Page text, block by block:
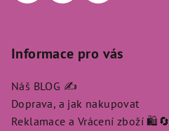
Informace pro vás
Náš BLOG ✍️
Doprava, a jak nakupovat
Reklamace a Vrácení zboží 🛍️🔄